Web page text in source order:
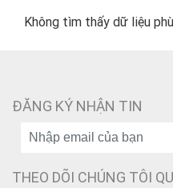
Không tìm thấy dữ liệu
ĐĂNG KÝ NHẬN TIN
THEO DÕI CHÚNG TÔI